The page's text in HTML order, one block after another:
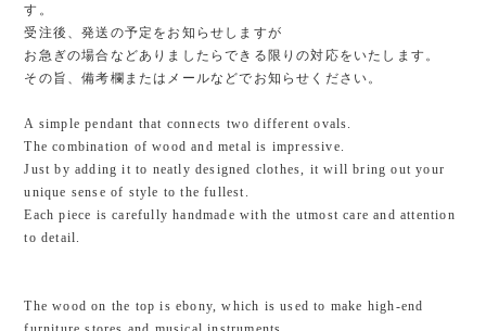
す。
受注後、発送の予定をお知らせしますが
お急ぎの場合などありましたらできる限りの対応をいたします。
その旨、備考欄またはメールなどでお知らせください。
A simple pendant that connects two different ovals.
The combination of wood and metal is impressive.
Just by adding it to neatly designed clothes, it will bring out your
unique sense of style to the fullest.
Each piece is carefully handmade with the utmost care and attention
to detail.
The wood on the top is ebony, which is used to make high-end